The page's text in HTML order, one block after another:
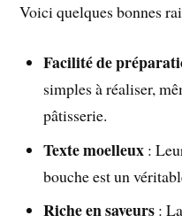
Voici quelques bonnes
Facilité de
simples à réaliser,
pâtisserie.
Texte moelleux :
bouche est un
Riche en saveurs :